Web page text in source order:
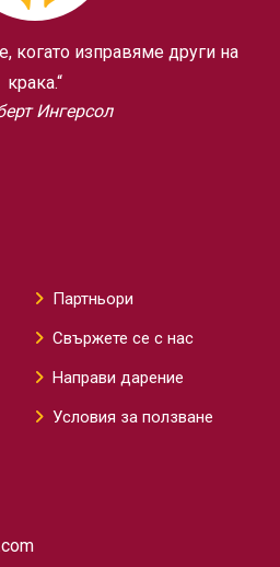
когато изправяме други на
крака.“
Ингерсол
Партньори
Свържете се с нас
Направи дарение
Условия за ползване